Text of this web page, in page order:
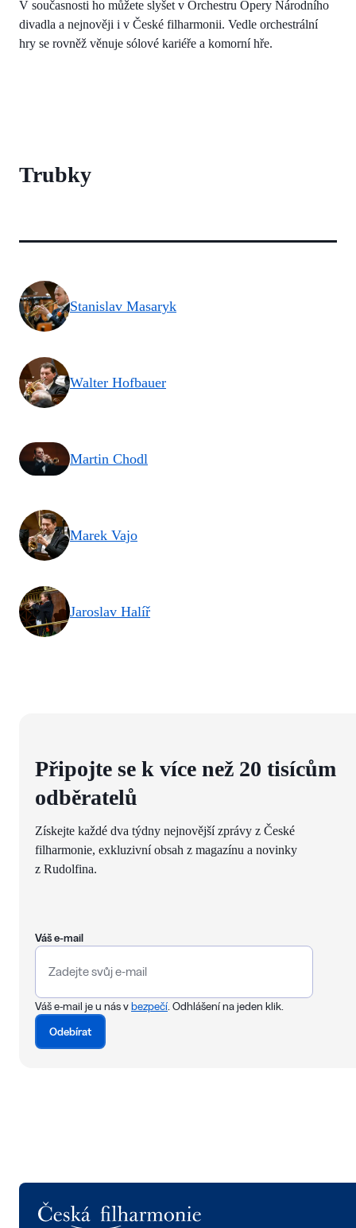
V současnosti ho můžete slyšet v Orchestru Opery Národního
divadla a nejnověji i v České filharmonii. Vedle orchestrální
hry se rovněž věnuje sólové kariéře a komorní hře.
Trubky
Stanislav Masaryk
Walter Hofbauer
Martin Chodl
Marek Vajo
Jaroslav Halíř
Připojte se k více než 20 tisícům
odběratelů
Získejte každé dva týdny nejnovější zprávy z České
filharmonie, exkluzivní obsah z magazínu a novinky
z Rudolfina.
Váš e-mail
Váš e-mail je u nás vbezpečí . Odhlášení na jeden klik.
Odebírat